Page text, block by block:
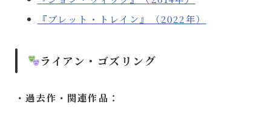
『ブレット・トレイン』（2022年）
ライアン・ゴズリング
・過去作・関連作品：